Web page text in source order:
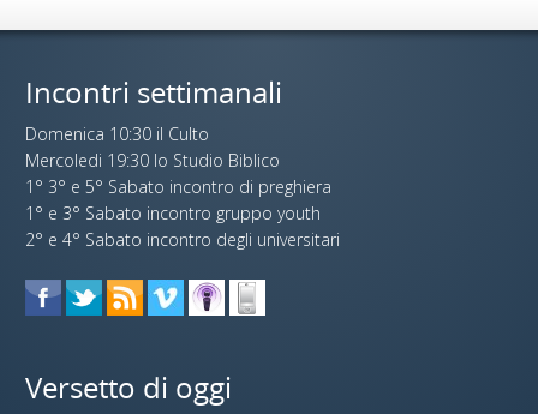
Incontri settimanali
Domenica 10:30 il Culto
Mercoledi 19:30 lo Studio Biblico
1° 3° e 5° Sabato incontro di preghiera
1° e 3° Sabato incontro gruppo youth
2° e 4° Sabato incontro degli universitari
Versetto di oggi